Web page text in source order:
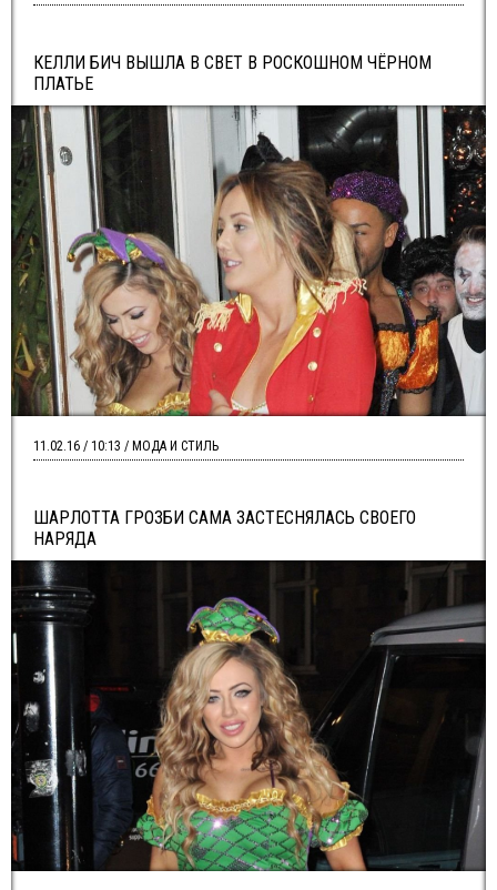
КЕЛЛИ БИЧ ВЫШЛА В СВЕТ В РОСКОШНОМ ЧЁРНОМ
ПЛАТЬЕ
ШАРЛОТТА ГРОЗБИ САМА ЗАСТЕСНЯЛАСЬ СВОЕГО
НАРЯДА
11.02.16 / 10:13 / МОДА И СТИЛЬ